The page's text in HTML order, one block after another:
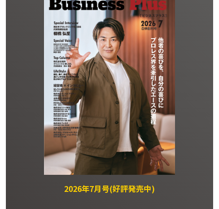
2026年7月号(好評発売中)